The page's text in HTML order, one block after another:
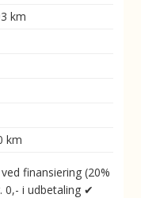
km
km
finansiering (20%
0,- i udbetaling ✔